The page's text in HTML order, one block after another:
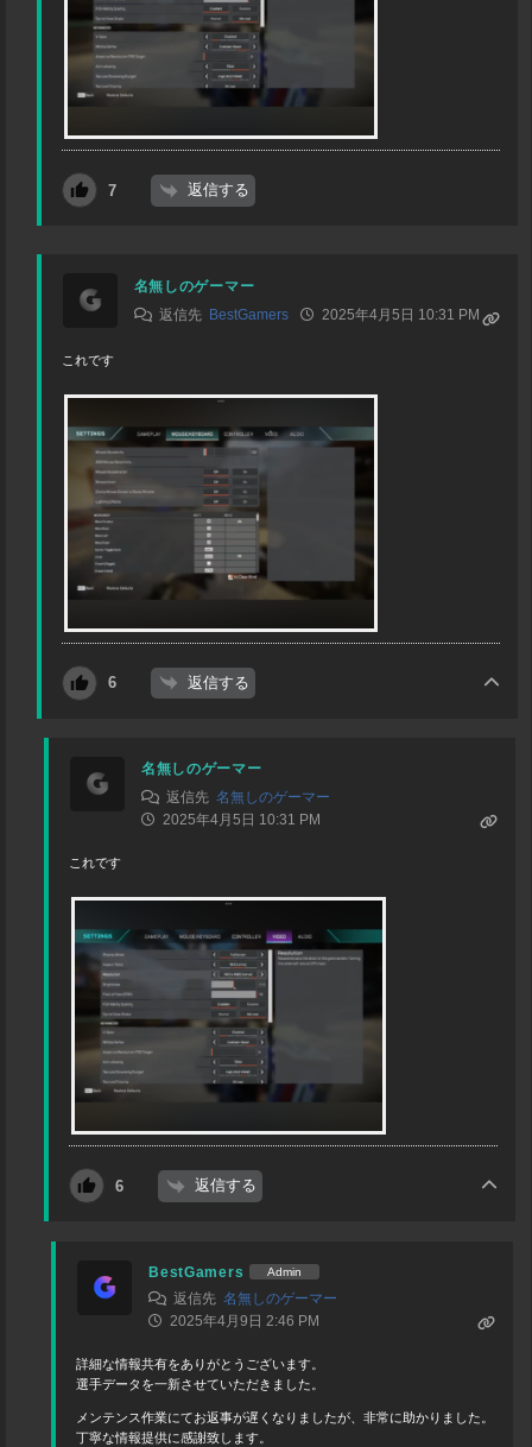
7 返信する
名無しのゲーマー
返信先 BestGamers 2025年4月5日 10:31 PM
これです
6 返信する
名無しのゲーマー
返信先 名無しのゲーマー
2025年4月5日 10:31 PM
これです
6 返信する
BestGamers Admin
返信先名無しのゲーマー
2025年4月9日 2:46 PM
詳細な情報共有をありがとうございます。
選手データを一新させていただきました。
メンテンス作業にてお返事が遅くなりましたが、非常に助かりました。
丁寧な情報提供に感謝致します。